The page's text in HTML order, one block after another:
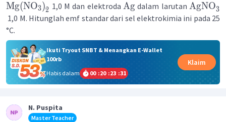
Mg(NO3)2 1,0 M dan elektroda Ag dalam larutanAgNO3
1,0 M. Hitunglah emf standar dari sel elektrokimia ini pada 25
°C.
Ikuti Tryout SNBT & Menangkan E-Wallet
100rb
Habis dalam
00 :20 :23 :31
Klaim
N. Puspita
Master Teacher